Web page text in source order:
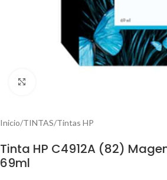
Inicio/TINTAS/Tintas HP
Tinta HP C4912A (82)
69ml